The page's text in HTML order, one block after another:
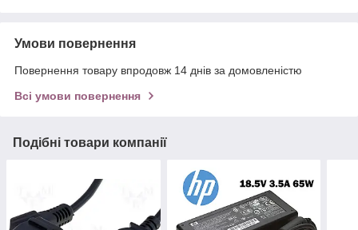
Умови повернення
Повернення товару впродовж 14 днів за домовленістю
Всі умови повернення
Подібні товари компанії